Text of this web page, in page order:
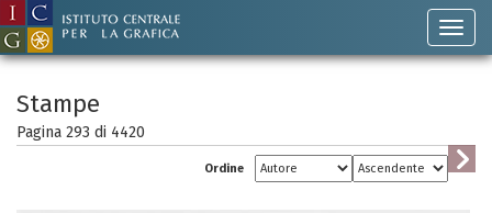
Stampe
Pagina 293 di 4420
Ordine